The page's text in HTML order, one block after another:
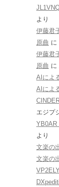
より
伊藤君
原曲 に
伊藤君
原曲 に
AIによ
AIによ
エジプ
YB0AR
より
文楽の
文楽の